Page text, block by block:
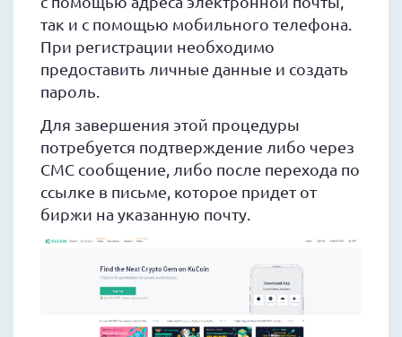
так и с помощью мобильного телефона.
При регистрации необходимо
предоставить личные данные и создать
пароль.
Для завершения этой процедуры
потребуется подтверждение либо через
СМС сообщение, либо после перехода по
ссылке в письме, которое придет от
биржи на указанную почту.